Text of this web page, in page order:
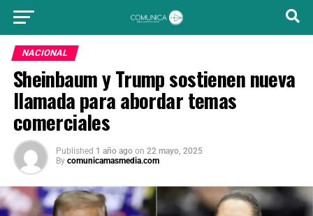
NACIONAL
Sheinbaum y Trump sostienen nueva
llamada para abordar temas
comerciales
Published 1 año ago on 22 mayo, 2025
By comunicamasmedia.com